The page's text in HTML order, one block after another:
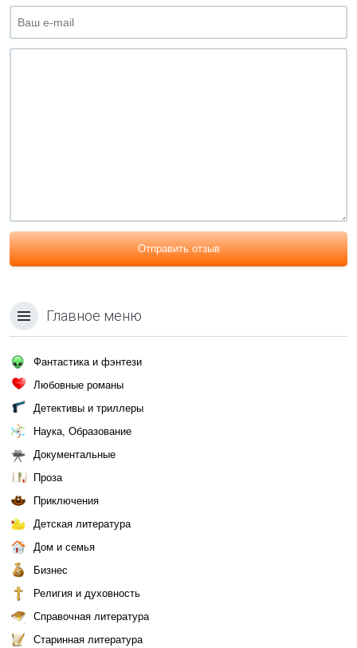
Отправить отзыв
Главное меню
Фантастика и фэнтези
Любовные романы
Детективы и триллеры
Наука, Образование
Документальные
Проза
Приключения
Детская литература
Дом и семья
Бизнес
Религия и духовность
Справочная литература
Старинная литература